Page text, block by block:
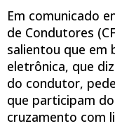
Em comunicado
de Condutores
salientou que em
eletrônica, que
do condutor,
que participam
cruzamento com